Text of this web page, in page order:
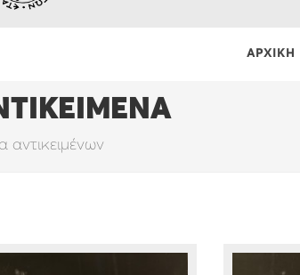
ΑΡΧΙΚΗ
αντικειμένων